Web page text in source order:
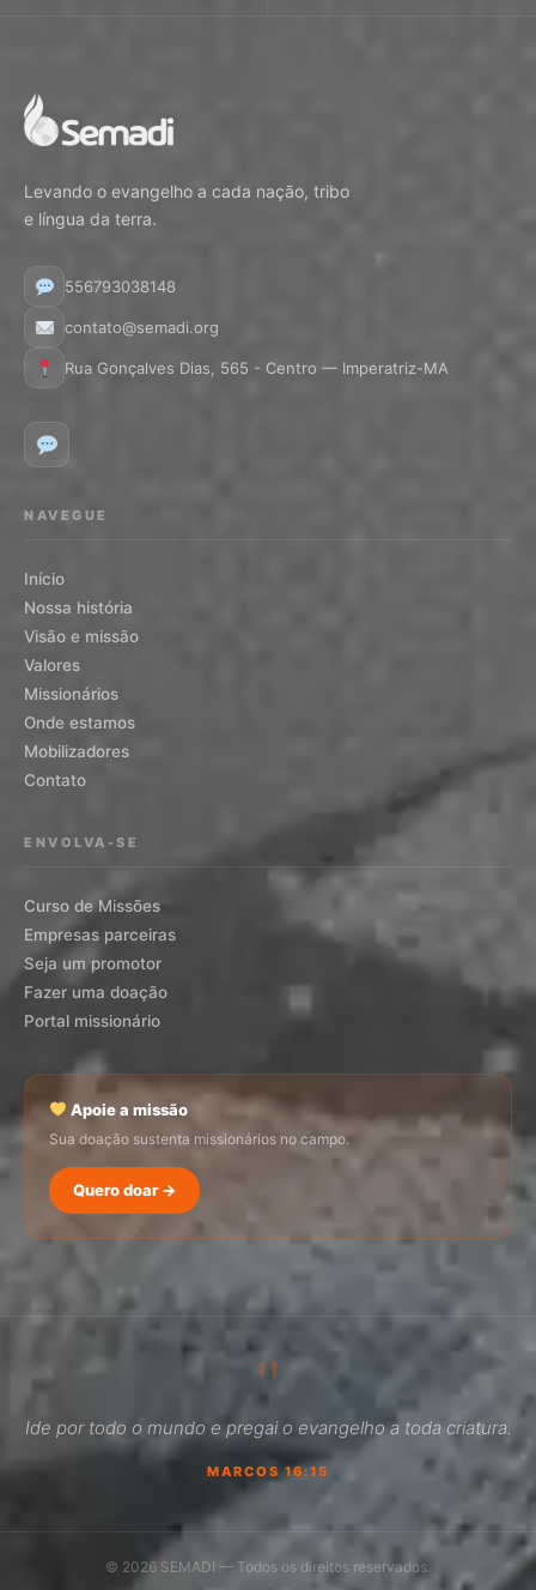
Levando o evangelho a cada nação, tribo
e língua da terra.
556793038148
contato@semadi.org
Rua Gonçalves Dias, 565 - Centro — Imperatriz-MA
NAVEGUE
Início
Nossa história
Visão e missão
Valores
Missionários
Onde estamos
Mobilizadores
Contato
ENVOLVA-SE
Curso de Missões
Empresas parceiras
Seja um promotor
Fazer uma doação
Portal missionário
Apoie a missão
Sua doação sustenta missionários no campo.
Quero doar →
"
Ide por todo o mundo e pregai o evangelho a toda criatura.
MARCOS 16:15
© 2026 SEMADI — Todos os direitos reservados.
Como faço para doar?
Como ser um promotor?